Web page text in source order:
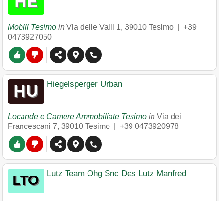
Mobili Tesimo in Via delle Valli 1, 39010 Tesimo
+39
0473927050
Hiegelsperger Urban
Locande e Camere Ammobiliate Tesimo in Via dei
Francescani 7, 39010 Tesimo +39 0473920978
Lutz Team Ohg Snc Des Lutz Manfred